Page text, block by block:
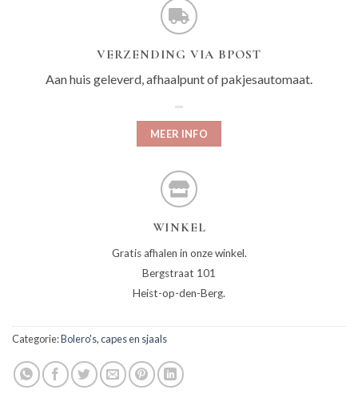
VERZENDING VIA BPOST
Aan huis geleverd, afhaalpunt of pakjesautomaat.
MEER INFO
WINKEL
Gratis afhalen in onze winkel.
Bergstraat 101
Heist-op-den-Berg.
Categorie:Bolero's, capes en sjaals